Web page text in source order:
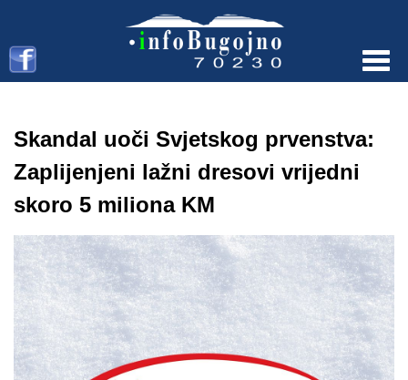
Skandal uoči Svjetskog prvenstva:
Zaplijenjeni lažni dresovi vrijedni
skoro 5 miliona KM